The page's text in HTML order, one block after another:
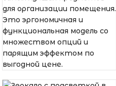
для организации помещения.
Это эргономичная и
функциональная модель со
множеством опций и
парящим эффектом по
выгодной цене.